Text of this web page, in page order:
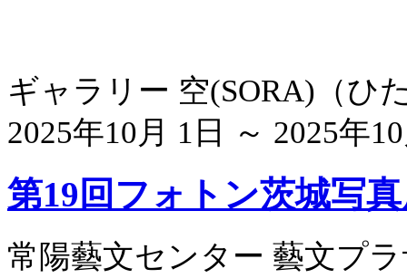
ギャラリー 空(SORA) （ひ
2025年10月 1日 ～ 2025年
第19回フォトン茨城写
常陽藝文センター 藝文プ